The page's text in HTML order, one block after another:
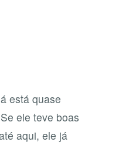
está quase
ele teve boas
aqui, ele já